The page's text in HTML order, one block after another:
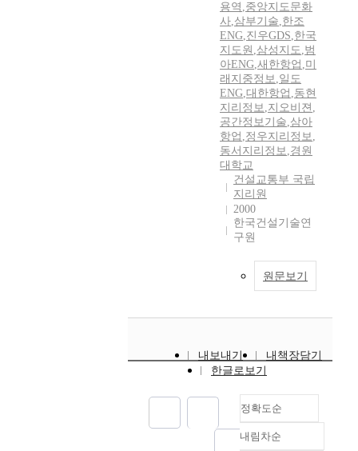
용역 ,중앙지도문화
사,삼부기술,한조
ENG,진우GDS,한국
지도원 ,삼성지도,범
아ENG,새한항업 ,미
래지중정보,일도
ENG,대한항업 ,동현
지리정보,지오비젼 ,
공간정보기술,삼아
항업 ,정우지리정보,
동서지리정보,경원
대학교
건설교통부 국립
지리원
2000
한국건설기술연
구원
원문보기
내보내기
내책장담기
한글로보기
정확도순
정확도
내림차순